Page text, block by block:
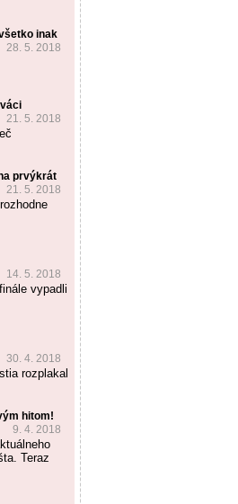
inak
28. 5. 2018
21. 5. 2018
prvýkrát
21. 5. 2018
14. 5. 2018
vypadli
30. 4. 2018
rozplakal
hitom!
9. 4. 2018
Teraz